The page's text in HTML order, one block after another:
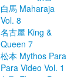
白馬 Maharaja
Vol. 8
名古屋 King &
Queen 7
松本 Mythos Para
Para Video Vol. 1